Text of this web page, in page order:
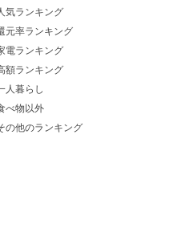
気ランキング
元率ランキング
電ランキング
額ランキング
人暮らし
べ物以外
の他のランキング